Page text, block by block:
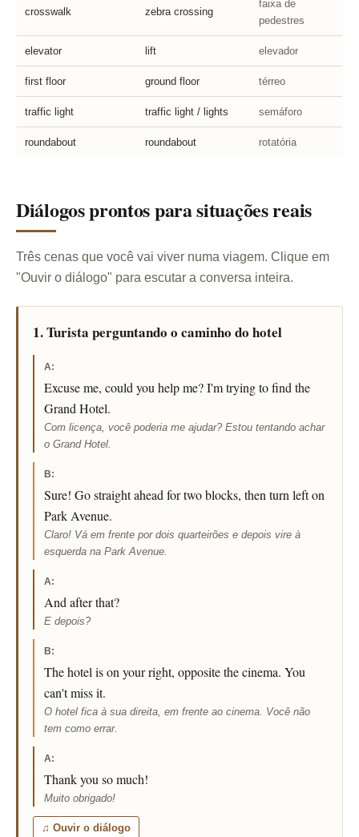
crosswalk zebra crossing
faixa de
pedestres
elevator lift elevador
first floor ground floor térreo
traffic light traffic light / lights semáforo
roundabout roundabout rotatória
Diálogos prontos para situações reais
Três cenas que você vai viver numa viagem. Clique em
"Ouvir o diálogo" para escutar a conversa inteira.
1. Turista perguntando o caminho do hotel
A:
Excuse me, could you help me? I'm trying to find the
Grand Hotel.
Com licença, você poderia me ajudar? Estou tentando achar
o Grand Hotel.
B:
Sure! Go straight ahead for two blocks, then turn left on
Park Avenue.
Claro! Vá em frente por dois quarteirões e depois vire à
esquerda na Park Avenue.
A:
And after that?
E depois?
B:
The hotel is on your right, opposite the cinema. You
can't miss it.
O hotel fica à sua direita, em frente ao cinema. Você não
tem como errar.
A:
Thank you so much!
Muito obrigado!
♫ Ouvir o diálogo